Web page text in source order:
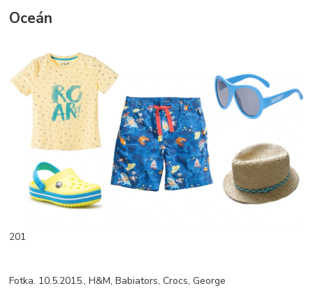
Oceán
201
Fotka. 10.5.2015., H&M, Babiators, Crocs, George